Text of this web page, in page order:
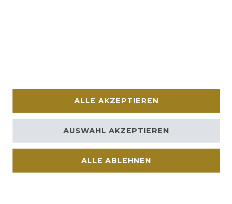
ALLE AKZEPTIEREN
ALLE ABLEHNEN
AUSWAHL AKZEPTIEREN